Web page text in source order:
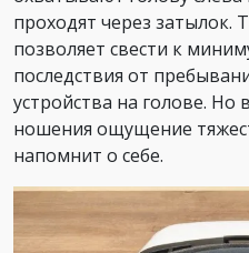
проходят через затылок.
позволяет свести к
последствия от
устройства на голове. Но
ношения ощущение
напомнит о себе.